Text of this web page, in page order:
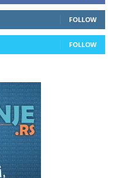
FOLLOW
FOLLOW